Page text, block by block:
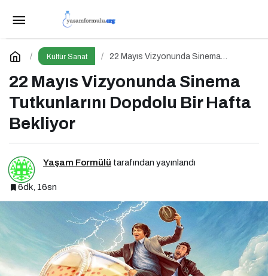
Kültür Sanat
22 Mayıs Vizyonunda Sinema
22 Mayıs Vizyonunda Sinema
Tutkunlarını Dopdolu Bir Hafta
Bekliyor
Yaşam Formülü tarafından yayınlandı
6dk, 16sn
Beyoğlu’nun Kalbinde Bir Sanat Vahası
Yorum Yap